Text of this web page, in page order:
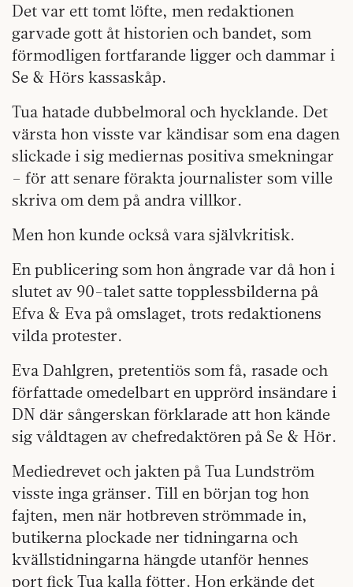
Det var ett tomt löfte, men redaktionen
garvade gott åt historien och bandet, som
förmodligen fortfarande ligger och dammar i
Se & Hörs kassaskåp.
Tua hatade dubbelmoral och hycklande. Det
värsta hon visste var kändisar som ena dagen
slickade i sig mediernas positiva smekningar
– för att senare förakta journalister som ville
skriva om dem på andra villkor.
Men hon kunde också vara självkritisk.
En publicering som hon ångrade var då hon i
slutet av 90-talet satte topplessbilderna på
Efva & Eva på omslaget, trots redaktionens
vilda protester.
Eva Dahlgren, pretentiös som få, rasade och
författade omedelbart en upprörd insändare i
DN där sångerskan förklarade att hon kände
sig våldtagen av chefredaktören på Se & Hör.
Mediedrevet och jakten på Tua Lundström
visste inga gränser. Till en början tog hon
fajten, men när hotbreven strömmade in,
butikerna plockade ner tidningarna och
kvällstidningarna hängde utanför hennes
port fick Tua kalla fötter. Hon erkände det